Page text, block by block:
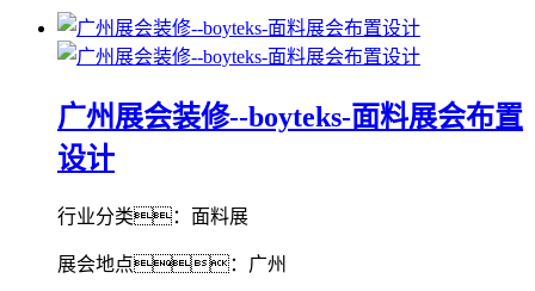
广州展会装修--boyteks-面料展会布置
设计
行业分类：面料展
展会地点：广州